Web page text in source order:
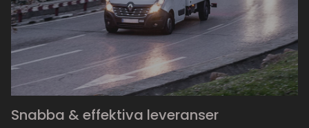
Snabba & effektiva leveranser